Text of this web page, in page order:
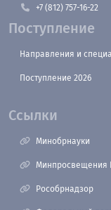
+7 (812) 757-16-22
Поступление
Направления и
Поступление 2026
Ссылки
Минобрнауки
Минпросвещения
Рособрнадзор